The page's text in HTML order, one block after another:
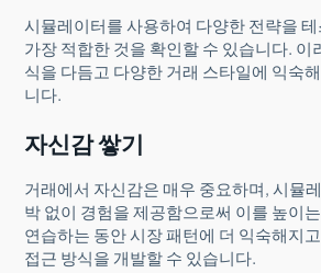
시뮬레이터를 사용하여 다양한 전략을
가장 적합한 것을 확인할 수 있습니다. 이
식을 다듬고 다양한 거래 스타일에 익숙
니다.
자신감 쌓기
거래에서 자신감은 매우 중요하며, 시뮬
박 없이 경험을 제공함으로써 이를 높이
연습하는 동안 시장 패턴에 더 익숙해지
접근 방식을 개발할 수 있습니다.